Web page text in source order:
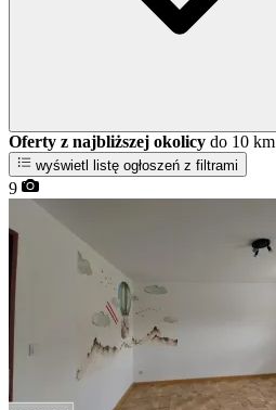
Oferty z najbliższej okolicy do 10 km
wyświetl listę ogłoszeń z filtrami
9